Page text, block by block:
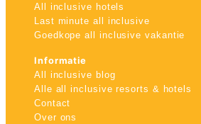
All inclusive hotels
Last minute all inclusive
Goedkope all inclusive vakantie
Informatie
All inclusive blog
Alle all inclusive resorts & hotels
Contact
Over ons